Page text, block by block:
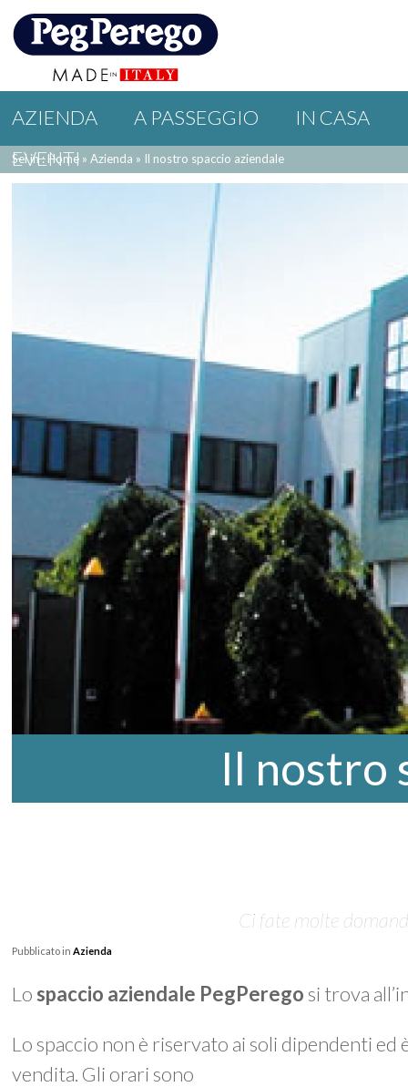
AZIENDA A PASSEGGIO IN CASA
EVENTI
Sei in : Home »Azienda » Il nostro spaccio aziendale
Il nostro
Ci fate molte
Pubblicato inAzienda
Lo spaccio aziendale PegPerego si trova
Lo spaccio non è riservato ai soli dipendenti ed
vendita. Gli orari sono